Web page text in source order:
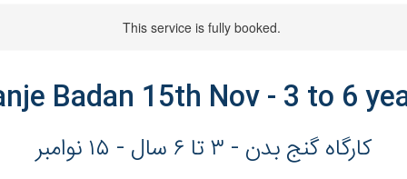
This service is fully booked.
Badan 15th Nov - 3 to 6
کارگاه گنج بدن - ٣ تا ۶ سال - ١۵ نوامبر